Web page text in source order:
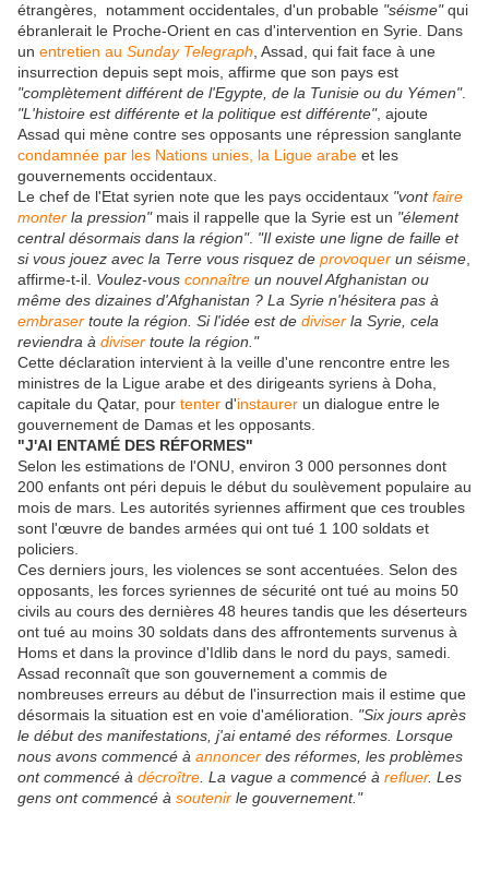
étrangères, notamment occidentales, d'un probable "séisme"qui
ébranlerait le Proche-Orient en cas d'intervention en Syrie. Dans
un entretien au Sunday Telegraph , Assad, qui fait face à une
insurrection depuis sept mois, affirme que son pays est
"complètement différent de l'Egypte, de la Tunisie ou du Yémen".
"L'histoire est différente et la politique est différente", ajoute
Assad qui mène contre ses opposants une répression sanglante
condamnée par les Nations unies, la Ligue arabe et les
gouvernements occidentaux.
Le chef de l'Etat syrien note que les pays occidentaux "vontfaire
monter la pression"mais il rappelle que la Syrie est un "élement
central désormais dans la région". "Il existe une ligne de faille et
si vous jouez avec la Terre vous risquez de provoquer un séisme
affirme-t-il. Voulez-vous connaître un nouvel Afghanistan ou
même des dizaines d'Afghanistan ? La Syrie n'hésitera pas à
embraser toute la région. Si l'idée est de diviser la Syrie, cela
reviendra à diviser toute la région."
Cette déclaration intervient à la veille d'une rencontre entre les
ministres de la Ligue arabe et des dirigeants syriens à Doha,
capitale du Qatar, pour tenter d'instaurer un dialogue entre le
gouvernement de Damas et les opposants.
"J'AI ENTAMÉ DES RÉFORMES"
Selon les estimations de l'ONU, environ 3 000 personnes dont
200 enfants ont péri depuis le début du soulèvement populaire au
mois de mars. Les autorités syriennes affirment que ces troubles
sont l'œuvre de bandes armées qui ont tué 1 100 soldats et
policiers.
Ces derniers jours, les violences se sont accentuées. Selon des
opposants, les forces syriennes de sécurité ont tué au moins 50
civils au cours des dernières 48 heures tandis que les déserteurs
ont tué au moins 30 soldats dans des affrontements survenus à
Homs et dans la province d'Idlib dans le nord du pays, samedi.
Assad reconnaît que son gouvernement a commis de
nombreuses erreurs au début de l'insurrection mais il estime que
désormais la situation est en voie d'amélioration. "Six jours après
le début des manifestations, j'ai entamé des réformes. Lorsque
nous avons commencé à annoncer des réformes, les problèmes
ont commencé à décroître . La vague a commencé à refluer. Les
gens ont commencé à soutenir le gouvernement."